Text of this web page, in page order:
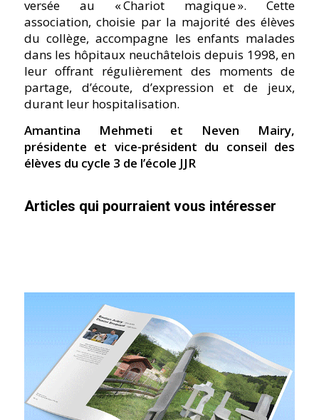
versée au « Chariot magique ». Cette
association, choisie par la majorité des élèves
du collège, accompagne les enfants malades
dans les hôpitaux neuchâtelois depuis 1998, en
leur offrant régulièrement des moments de
partage, d’écoute, d’expression et de jeux,
durant leur hospitalisation.
Amantina Mehmeti et Neven Mairy,
présidente et vice-président du conseil des
élèves du cycle 3 de l’école JJR
Articles qui pourraient vous intéresser